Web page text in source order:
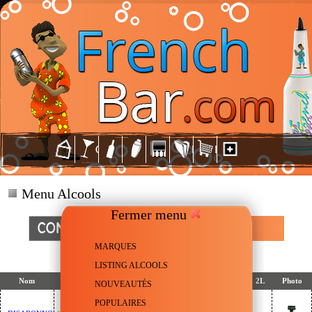
Fermer menu
MARQUES
LISTING ALCOOLS
NOUVEAUTÉS
POPULAIRES
Menu Alcools
Nom Degré 50cl 2L Photo